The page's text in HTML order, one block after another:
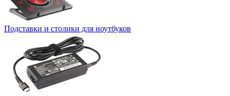
Подставки и столики для ноутбуков